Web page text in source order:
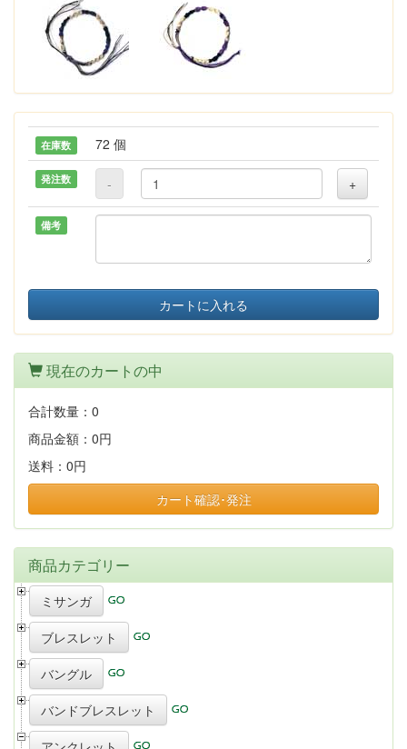
在庫数 72 個
発注数 - +
備考
カートに入れる
現在のカートの中
合計数量： 0
商品金額： 0円
送料： 0円
カート確認･発注
商品カテゴリー
ミサンガ
ブレスレット
バングル
バンドブレスレット